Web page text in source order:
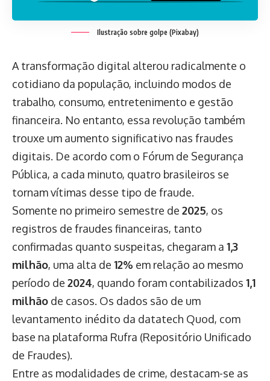
Ilustração sobre golpe (Pixabay)
A transformação digital alterou radicalmente o
cotidiano da população, incluindo modos de
trabalho, consumo, entretenimento e gestão
financeira. No entanto, essa revolução também
trouxe um aumento significativo nas fraudes
digitais. De acordo com o Fórum de Segurança
Pública, a cada minuto, quatro brasileiros se
tornam vítimas desse tipo de fraude.
Somente no primeiro semestre de 2025, os
registros de fraudes financeiras, tanto
confirmadas quanto suspeitas, chegaram a 1,3
milhão, uma alta de 12% em relação ao mesmo
período de 2024, quando foram contabilizados 1,1
milhão de casos. Os dados são de um
levantamento inédito da datatech Quod, com
base na plataforma Rufra (Repositório Unificado
de Fraudes).
Entre as modalidades de crime, destacam-se as